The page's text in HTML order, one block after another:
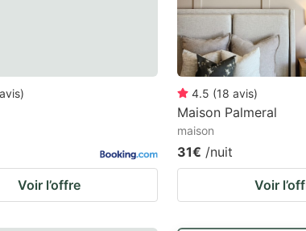
avis)
Voir l’offre
4.5 (18 avis)
Maison Palmeral
maison
31€ /nuit
Voir